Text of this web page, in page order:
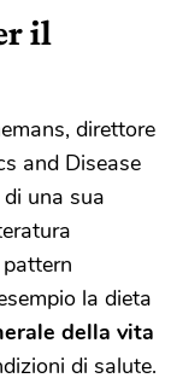
il
direttore
and Disease
una sua
la dieta
della vita
di salute.